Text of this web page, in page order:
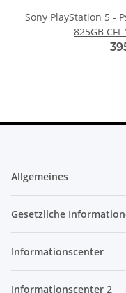
Sony PlayStation 5 -
825GB
Allgemeines
Gesetzliche
Informationscenter
Informationscenter 2